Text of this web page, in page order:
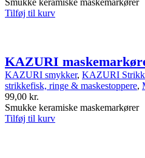
Smukke keramiske maskemarkører
Tilføj til kurv
KAZURI
KAZURI smykker, KAZURI
strikkefisk, ringe & maskestoppere,
99,00 kr.
Smukke keramiske maskemarkører
Tilføj til kurv